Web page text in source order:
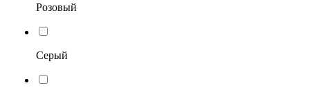
Розовый
Серый